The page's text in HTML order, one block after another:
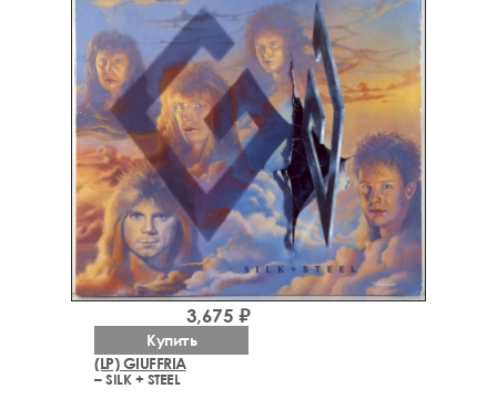
(LP) GIUFFRIA
– SILK + STEEL
3,675 ₽
Купить